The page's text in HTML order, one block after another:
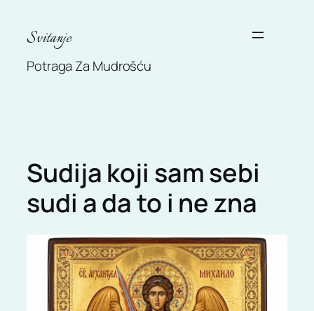
content
Svitanje
Potraga Za Mudrošću
Sudija koji sam sebi
sudi a da to i ne zna